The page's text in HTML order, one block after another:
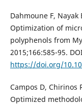
Dahmoune F, Nayak
Optimization of
polyphenols from
2015;166:585-95.
https://doi.org/
Campos D, Chirinos
Optimized